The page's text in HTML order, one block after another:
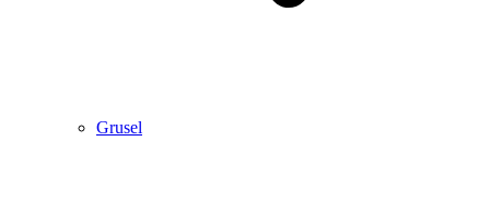
Grusel